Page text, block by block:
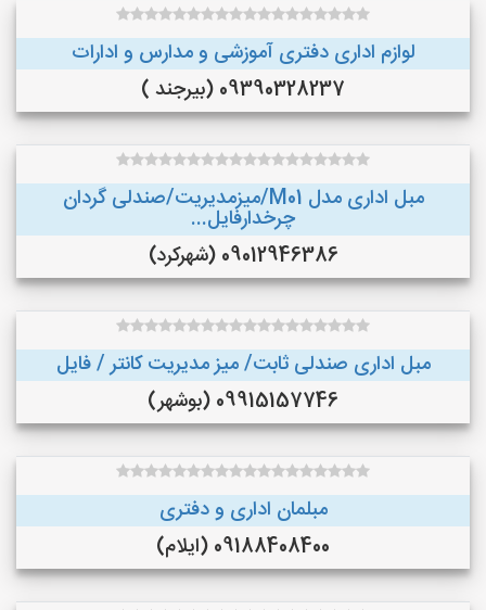
لوازم اداری دفتری آموزشی و مدارس و ادارات
09390328237 (بیرجند )
مبل اداری مدل M01/میزمدیریت/صندلی گردان
چرخدارفایل...
09012946386 (شهرکرد)
مبل اداری صندلی ثابت/ میز مدیریت کانتر / فایل
09915157746 (بوشهر)
مبلمان اداری و دفتری
09188408400 (ایلام)